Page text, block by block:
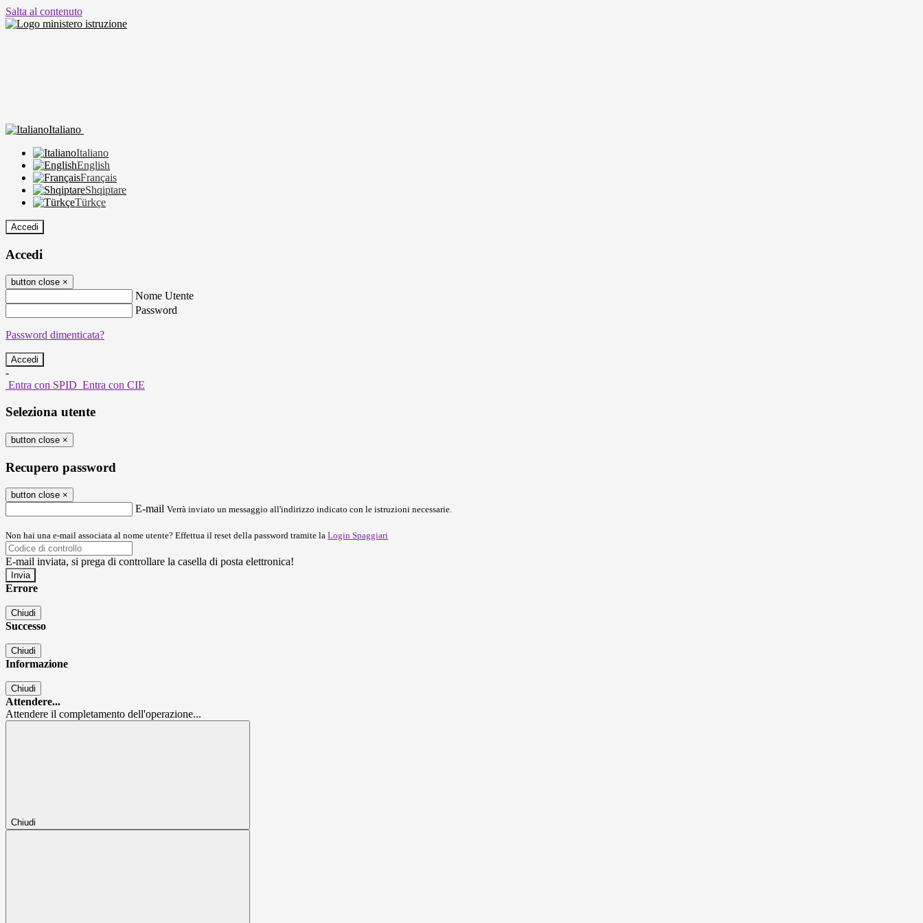
Salta al contenuto
Italiano
Italiano
English
Français
Shqiptare
Türkçe
Accedi
Accedi
button close ×
Nome Utente
Password
Password dimenticata?
-
Entra con SPID Entra con CIE
Seleziona utente
button close ×
Recupero password
button close ×
E-mail Verrà inviato un messaggio all'indirizzo indicato con le istruzioni necessarie.
Non hai una e-mail associata al nome utente? Effettua il reset della password tramite la Login Spaggiari
E-mail inviata, si prega di controllare la casella di posta elettronica!
Errore
Chiudi
Successo
Chiudi
Informazione
Chiudi
Attendere...
Attendere il completamento dell'operazione...
Chiudi